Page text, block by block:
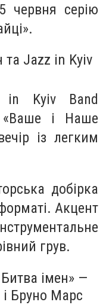
червня серію
та Jazz in Kyiv
in Kyiv Band
«Ваше і Наше
із легким
добірка
Акцент
грув.
імен» —
Бруно Марс